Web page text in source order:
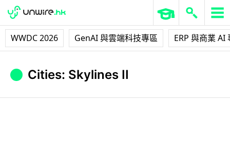
WWDC 2026 GenAI 與雲端科技專區 ERP 與商業 AI
Cities: Skylines II